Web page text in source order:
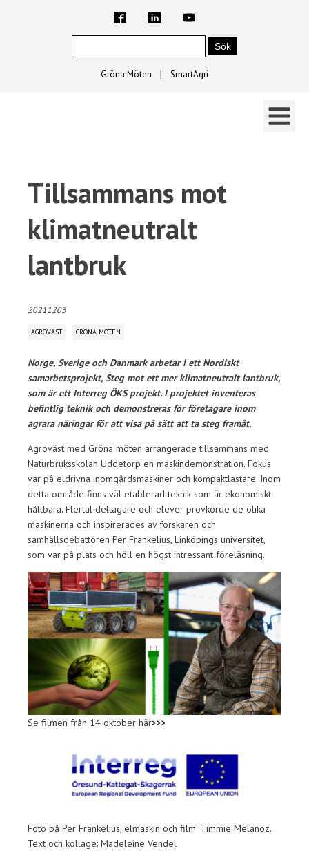
Gröna Möten ∣ SmartAgri
Tillsammans mot
klimatneutralt
lantbruk
20211203
AGROVÄST GRÖNA MÖTEN
Norge, Sverige och Danmark arbetar i ett Nordiskt
samarbetsprojekt, Steg mot ett mer klimatneutralt lantbruk,
som är ett Interreg ÖKS projekt. I projektet inventeras
befintlig teknik och demonstreras för företagare inom
agrara näringar för att visa på sätt att ta steg framåt.
Agroväst med Gröna möten arrangerade tillsammans med
Naturbruksskolan Uddetorp en maskindemonstration. Fokus
var på eldrivna inomgårdsmaskiner och kompaktlastare. Inom
detta område finns väl etablerad teknik som är ekonomiskt
hållbara. Flertal deltagare och elever provkörde de olika
maskinerna och inspirerades av forskaren och
samhällsdebattören Per Frankelius, Linköpings universitet,
som var på plats och höll en högst intressant föreläsning.
Se filmen från 14 oktober här>>>
Foto på Per Frankelius, elmaskin och film: Timmie Melanoz.
Text och kollage: Madeleine Vendel